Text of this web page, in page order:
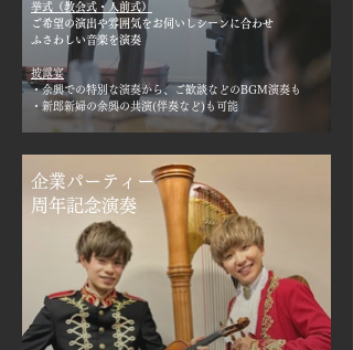
挙式（教会式・人前式）
ご希望の演出や雰囲気をお伺いし シーンに合わせ
ふさわしい音楽を演奏
披露宴
・余興での特別な演奏から、ご歓談などのBGM演奏も
・新郎新婦の余興の共演(伴奏など)も可能
企業パーティー
​周年記念演奏